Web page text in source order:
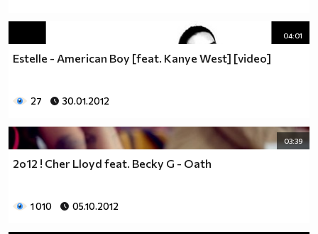
04:01
Estelle - American Boy [feat. Kanye West] [video]
27 30.01.2012
03:39
2o12 ! Cher Lloyd feat. Becky G - Oath
1 010 05.10.2012